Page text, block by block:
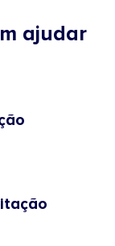
ajudar